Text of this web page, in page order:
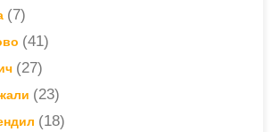
(7)
(41)
(27)
(23)
(18)